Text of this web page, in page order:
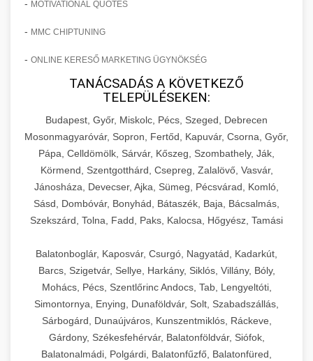
- MOTIVATIONAL QUOTES
- MMC CHIPTUNING
- ONLINE KERESŐ MARKETING ÜGYNÖKSÉG
TANÁCSADÁS A KÖVETKEZŐ
TELEPÜLÉSEKEN:
Budapest, Győr, Miskolc, Pécs, Szeged, Debrecen
Mosonmagyaróvár, Sopron, Fertőd, Kapuvár, Csorna, Győr,
Pápa, Celldömölk, Sárvár, Kőszeg, Szombathely, Ják,
Körmend, Szentgotthárd, Csepreg, Zalalövő, Vasvár,
Jánosháza, Devecser, Ajka, Sümeg, Pécsvárad, Komló,
Sásd, Dombóvár, Bonyhád, Bátaszék, Baja, Bácsalmás,
Szekszárd, Tolna, Fadd, Paks, Kalocsa, Hőgyész, Tamási
Balatonboglár, Kaposvár, Csurgó, Nagyatád, Kadarkút,
Barcs, Szigetvár, Sellye, Harkány, Siklós, Villány, Bóly,
Mohács, Pécs, Szentlőrinc Andocs, Tab, Lengyeltóti,
Simontornya, Enying, Dunaföldvár, Solt, Szabadszállás,
Sárbogárd, Dunaújváros, Kunszentmiklós, Ráckeve,
Gárdony, Székesfehérvár, Balatonföldvár, Siófok,
Balatonalmádi, Polgárdi, Balatonfűzfő, Balatonfüred,